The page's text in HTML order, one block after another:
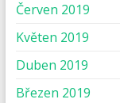
Červen 2019
Květen 2019
Duben 2019
Březen 2019